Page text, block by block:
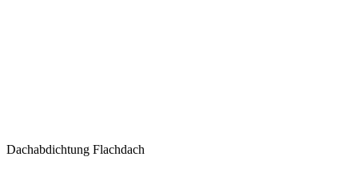
Dachabdichtung Flachdach